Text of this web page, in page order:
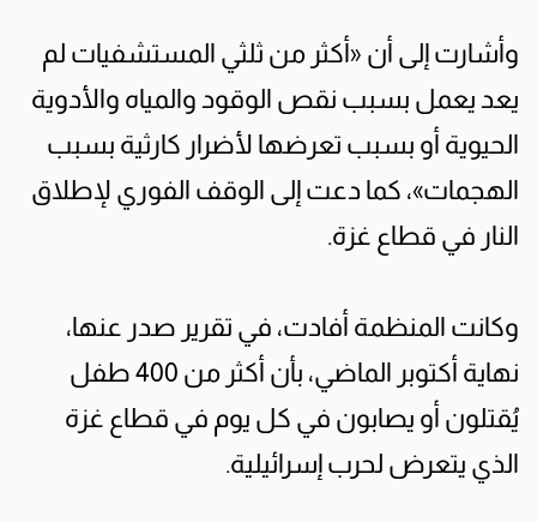
وأشارت إلى أن «أكثر من ثلثي المستشفيات لم
يعد يعمل بسبب نقص الوقود والمياه والأدوية
الحيوية أو بسبب تعرضها لأضرار كارثية بسبب
الهجمات»، كما دعت إلى الوقف الفوري لإطلاق
النار في قطاع غزة.
وكانت المنظمة أفادت، في تقرير صدر عنها،
نهاية أكتوبر الماضي، بأن أكثر من 400 طفل
يُقتلون أو يصابون في كل يوم في قطاع غزة
الذي يتعرض لحرب إسرائيلية.